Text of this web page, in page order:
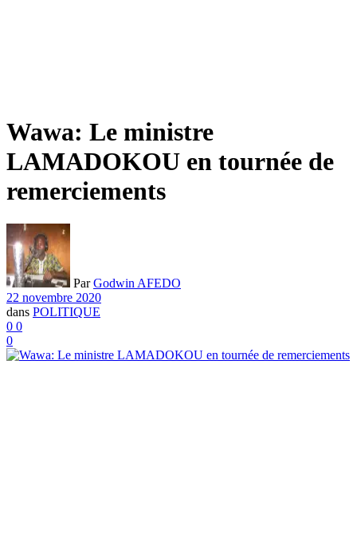
Wawa: Le ministre
LAMADOKOU en tournée de
remerciements
Par Godwin AFEDO
22 novembre 2020
dans POLITIQUE
0 0
0